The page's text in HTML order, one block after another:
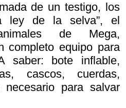
de un testigo, los
ley de la selva”, el
de Mega,
completo equipo para
saber: bote inflable,
cascos, cuerdas,
para salvar